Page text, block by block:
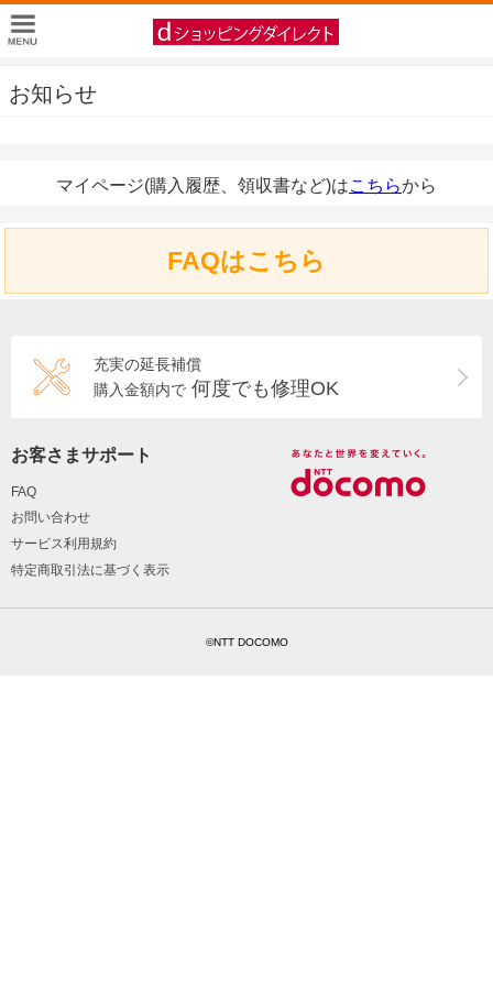
お知らせ
マイページ(購入履歴、領収書など)はこちらから
FAQはこちら
充実の延長補償
購入金額内で 何度でも修理OK
お客さまサポート
FAQ
お問い合わせ
サービス利用規約
特定商取引法に基づく表示
©NTT DOCOMO